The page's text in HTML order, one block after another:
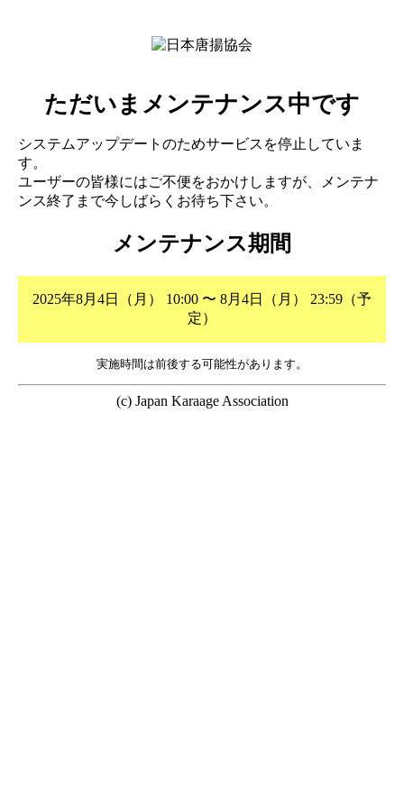
ただいまメンテナンス中です
システムアップデートのためサービスを停止していま
す。
ユーザーの皆様にはご不便をおかけしますが、メンテナ
ンス終了まで今しばらくお待ち下さい。
メンテナンス期間
2025年8月4日（月） 10:00 〜 8月4日（月） 23:59（予
定）
実施時間は前後する可能性があります。
(c) Japan Karaage Association